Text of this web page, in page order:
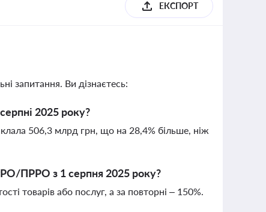
ЕКСПОРТ
запитання. Ви дізнаєтесь:
2025 року?
506,3 млрд грн, що на 28,4% більше, ніж
ПРРО з 1 серпня 2025 року?
товарів або послуг, а за повторні – 150%.